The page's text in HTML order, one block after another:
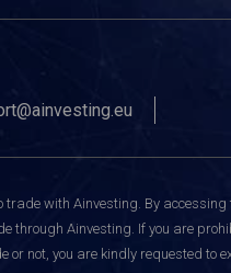
trade with Ainvesting. By
through Ainvesting. If you are
not, you are kindly requested to